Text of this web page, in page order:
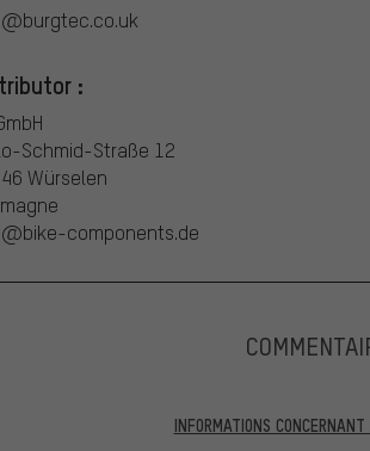
:
Schmid-Straße 12
Würselen
components.de
INFORMATIONS